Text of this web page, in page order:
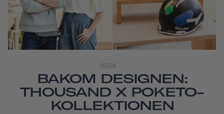
DESIGN
BAKOM DESIGNEN:
THOUSAND X POKETO-
KOLLEKTIONEN